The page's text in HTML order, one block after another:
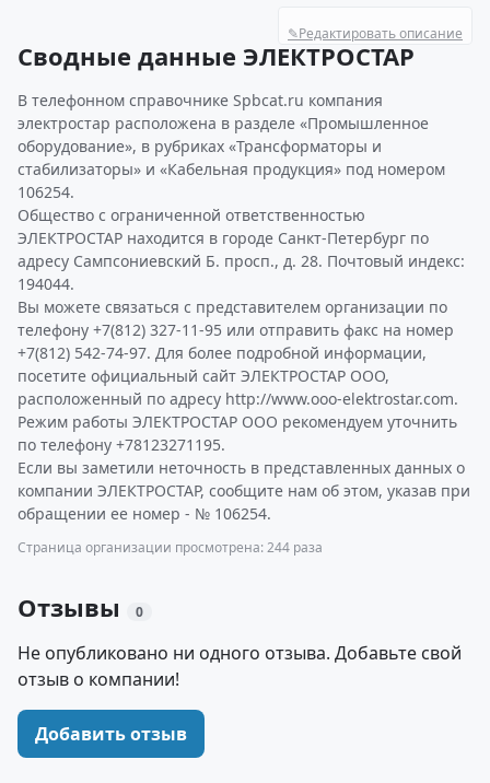
✎Редактировать описание
Сводные данные ЭЛЕКТРОСТАР
В телефонном справочнике Spbcat.ru компания
электростар расположена в разделе «Промышленное
оборудование», в рубриках «Трансформаторы и
стабилизаторы» и «Кабельная продукция» под номером
106254.
Общество с ограниченной ответственностью
ЭЛЕКТРОСТАР находится в городе Санкт-Петербург по
адресу Сампсониевский Б. просп., д. 28. Почтовый индекс:
194044.
Вы можете связаться с представителем организации по
телефону +7(812) 327-11-95 или отправить факс на номер
+7(812) 542-74-97. Для более подробной информации,
посетите официальный сайт ЭЛЕКТРОСТАР ООО,
расположенный по адресу http://www.ooo-elektrostar.com.
Режим работы ЭЛЕКТРОСТАР ООО рекомендуем уточнить
по телефону +78123271195.
Если вы заметили неточность в представленных данных о
компании ЭЛЕКТРОСТАР, сообщите нам об этом, указав при
обращении ее номер - № 106254.
Страница организации просмотрена: 244 раза
Отзывы 0
Не опубликовано ни одного отзыва. Добавьте свой
отзыв о компании!
Добавить отзыв